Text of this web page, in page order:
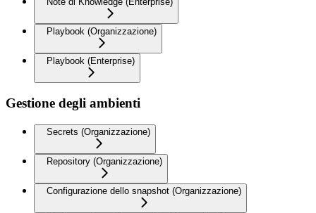
Playbook (Organizzazione)
Playbook (Enterprise)
Gestione degli ambienti
Secrets (Organizzazione)
Repository (Organizzazione)
Configurazione dello snapshot (Organizzazione)